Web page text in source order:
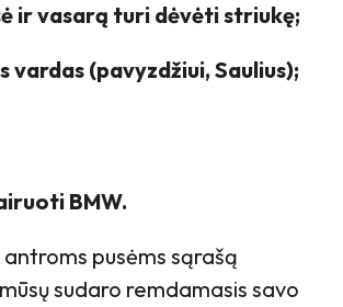
ir vasarą turi dėvėti striukę;
vardas (pavyzdžiui, Saulius);
BMW.
antroms pusėms sąrašą
sudaro remdamasis savo